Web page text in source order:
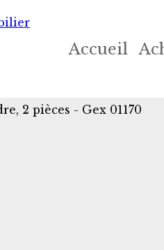
Accueil